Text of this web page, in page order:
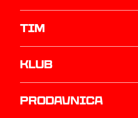
TIM
Klub
prodavnica